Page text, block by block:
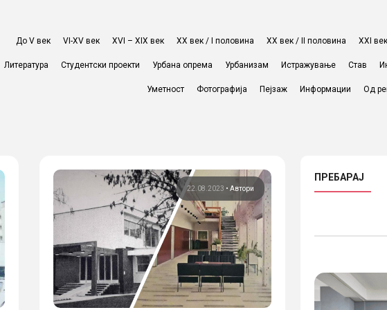
До V век VI-XV век XVI – XIX век ХХ век / I половина ХХ век / II половина XXI век
Литература Студентски проекти Урбана опрема Урбанизам Истражување Став
Уметност Фотографија Пејзаж Информации Од
22.08.2023 • Автори
ПРЕБАРАЈ